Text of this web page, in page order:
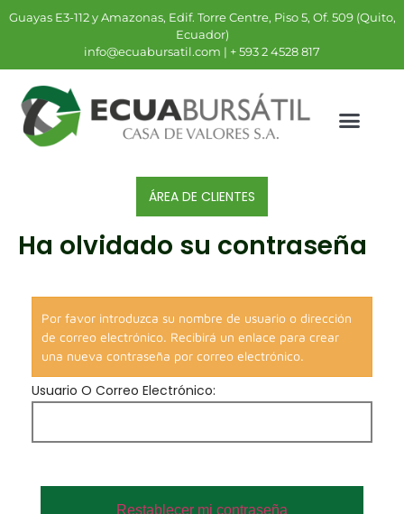
Guayas E3-112 y Amazonas, Edif. Torre Centre, Piso 5, Of. 509 (Quito,
Ecuador)
info@ecuabursatil.com | + 593 2 4528 817
ÁREA DE CLIENTES
Ha olvidado su contraseña
Por favor introduzca su nombre de usuario o dirección
de correo electrónico. Recibirá un enlace para crear
una nueva contraseña por correo electrónico.
Usuario O Correo Electrónico: